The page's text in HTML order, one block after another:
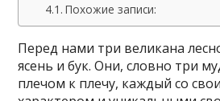
Похожие записи:
Перед нами три великана
ясень и бук. Они, словно три
плечом к плечу, каждый со